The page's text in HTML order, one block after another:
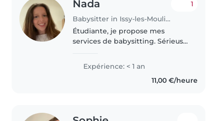
Nada
Babysitter in Issy-les-Moulineaux
1
Étudiante, je propose mes
services de babysitting. Sérieuse,
partager avec eux des moments
à la fois ludiques et éducatifs...
Expérience: < 1 an
11,00 €/heure